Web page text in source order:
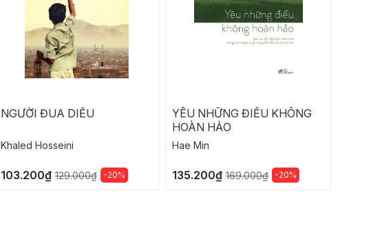
NGƯỜI ĐUA DIỀU
Khaled Hosseini
103.200₫ 129.000₫ -20%
YÊU NHỮNG ĐIỀU KHÔNG
HOÀN HẢO
Hae Min
135.200₫ 169.000₫ -20%